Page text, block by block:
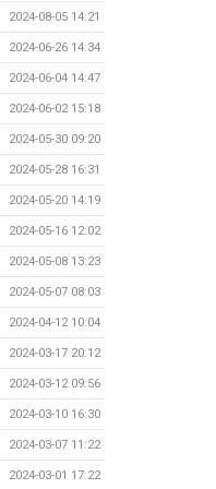
2024-08-05 14:21
2024-06-26 14:34
2024-06-04 14:47
2024-06-02 15:18
2024-05-30 09:20
2024-05-28 16:31
2024-05-20 14:19
2024-05-16 12:02
2024-05-08 13:23
2024-05-07 08:03
2024-04-12 10:04
2024-03-17 20:12
2024-03-12 09:56
2024-03-10 16:30
2024-03-07 11:22
2024-03-01 17:22